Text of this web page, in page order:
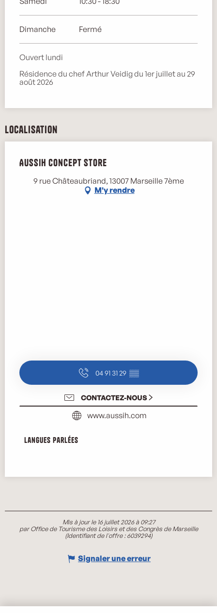
Dimanche Fermé
Ouvert lundi
Résidence du chef Arthur Veidig du 1er juillet au 29
août 2026
Localisation
Aussih Concept Store
9 rue Châteaubriand, 13007 Marseille 7ème
M'y rendre
04 91 31 29 ▒▒
CONTACTEZ-NOUS
www.aussih.com
Langues parlées
Langues parlées
Mis à jour le 16 juillet 2026 à 09:27
par Office de Tourisme des Loisirs et des Congrès de Marseille
(Identifiant de l'offre :6039294)
Signaler une erreur